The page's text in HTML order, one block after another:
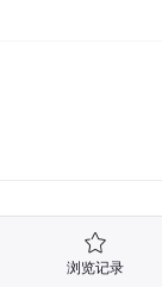
浏览记录